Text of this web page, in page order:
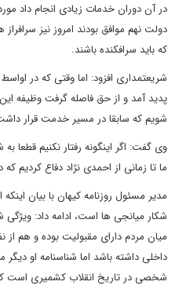
در آن دوران خدمات زیادی انجام داد
دولت نهم موافق بودند امروز نیز
که باید سرافکنده باشند.
شریعتمداری افزود: اما وقتی که در
پدید آمد و از حق فاصله گرفت وظیفه این
شویم که سابقا در مسیر خدمت قرار
وی گفت: اگر اینگونه رفتار نکنیم قطعا به
ما تا زمانی از احمدی نژاد دفاع
مدیر مسئول روزنامه کیهان با بیان
شکار میانجی ها است، ادامه داد:
میان مردم دارای مقبولیت بوده و هم از
داخلی داشته باشد اما شناسنامه او دیگر
شخصی در تاریخ انقلاب کشمیری است